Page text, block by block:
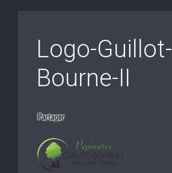
Logo-Guillot-
Bourne-II